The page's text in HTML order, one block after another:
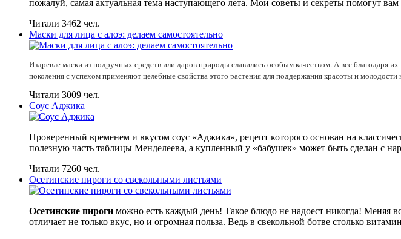
пожалуй, самая актуальная тема наступающего лета. Мои советы и секреты помогут
Читали 3462 чел.
Маски для лица с алоэ: делаем самостоятельно
Издревле маски из подручных средств или даров природы славились особым качеством. А все благодаря
поколения с успехом применяют целебные свойства этого растения для поддержания красоты и молодости
Читали 3009 чел.
Соус Аджика
Проверенный временем и вкусом соус «Аджика», рецепт которого основан на
полезную часть таблицы Менделеева, а купленный у «бабушек» может быть сделан с
Читали 7260 чел.
Осетинские пироги со свекольными листьями
Осетинские пироги можно есть каждый день! Такое блюдо не надоест никогда! Меняя
отличает не только вкус, но и огромная польза. Ведь в свекольной ботве столько